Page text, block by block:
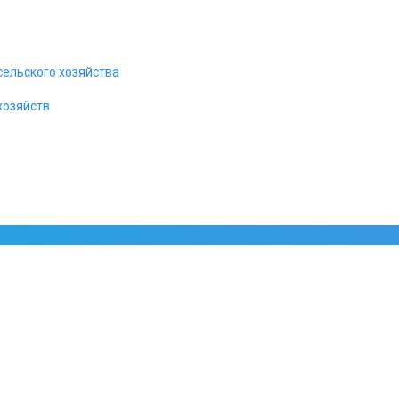
хозяйства